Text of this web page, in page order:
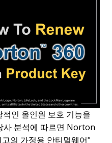
인 올인원 보호 기능을
사 분석에 따르면 Norton
의 가정용 안티멀웨어"